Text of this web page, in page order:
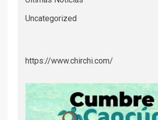
Uncategorized
https://www.chirchi.com/